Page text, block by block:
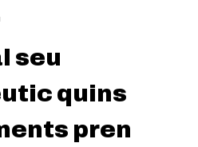
seu
quins
pren